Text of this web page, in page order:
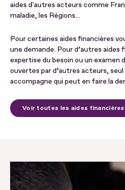
aides d'autres acteurs comme
maladie, les Régions...
Pour certaines aides financières
une demande. Pour d’autres
expertise du besoin ou un examen
ouvertes par d’autres acteurs, seul
accompagne qui peut en faire la
Voir toutes les aides financières